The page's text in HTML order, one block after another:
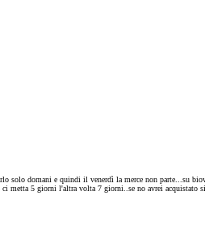
solo domani e quindi il venerdì la merce non parte...su
metta 5 giorni l'altra volta 7 giorni..se no avrei acquistato